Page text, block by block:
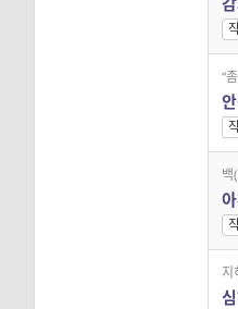
“
백
지